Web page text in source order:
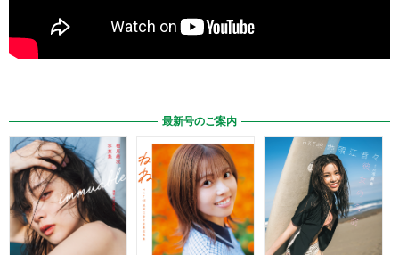
最新号のご案内